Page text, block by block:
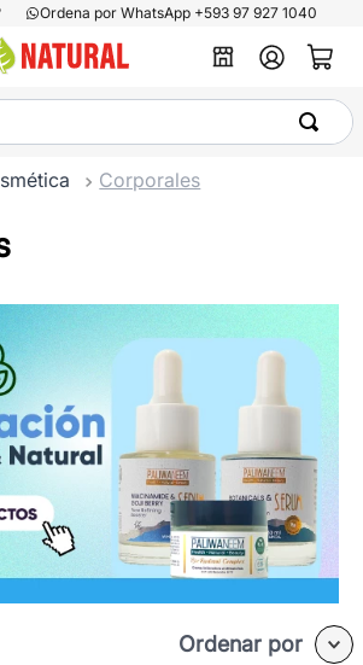
Ordena por WhatsApp +593 97 927 1040
Corporales
Ordenar por